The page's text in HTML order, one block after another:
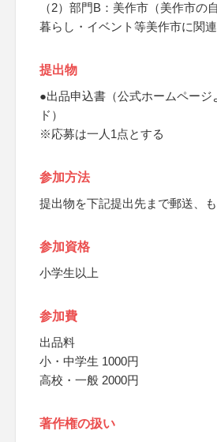
（2）部門B：美作市（美作市の
暮らし・イベント等美作市に関連
提出物
●出品申込書（公式ホームページ
ド）
※応募は一人1点とする
参加方法
提出物を下記提出先まで郵送、
参加資格
小学生以上
参加費
出品料
小・中学生 1000円
高校・一般 2000円
著作権の扱い